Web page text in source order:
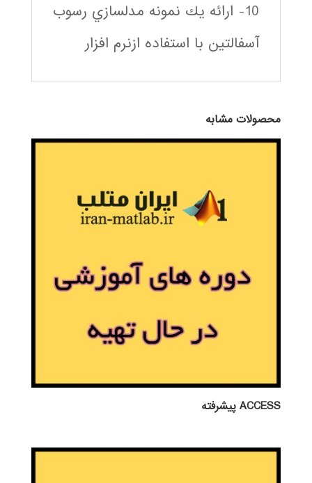
10- ارائه يك نمونه مدلسازي رسوب
آسفالتين با استفاده ازنرم افزار
محصولات مشابه
ACCESS پيشرفته